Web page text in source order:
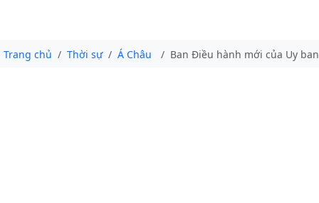
Trang chủ Thời sự Á Châu Ban Điều hành mới của Uy